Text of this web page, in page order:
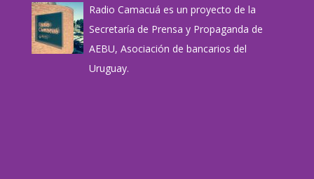
Radio Camacuá es un proyecto de la
Secretaría de Prensa y Propaganda de
AEBU, Asociación de bancarios del
Uruguay.